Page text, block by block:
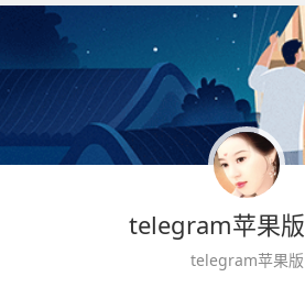
telegram苹果版
telegram苹果版